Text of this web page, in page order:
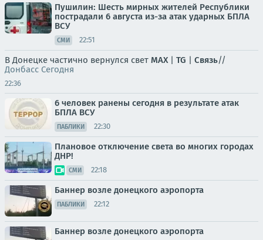
Пушилин: Шесть мирных жителей Республики
пострадали 6 августа из-за атак ударных БПЛА
ВСУ
СМИ 22:51
В Донецке частично вернулся свет MAX| TG | Связь//
Донбасс Сегодня
22:36
6 человек ранены сегодня в результате атак
БПЛА ВСУ
ПАБЛИКИ 22:30
Плановое отключение света во многих городах
ДНР!
СМИ 22:18
Баннер возле донецкого аэропорта
ПАБЛИКИ 22:12
Баннер возле донецкого аэропорта